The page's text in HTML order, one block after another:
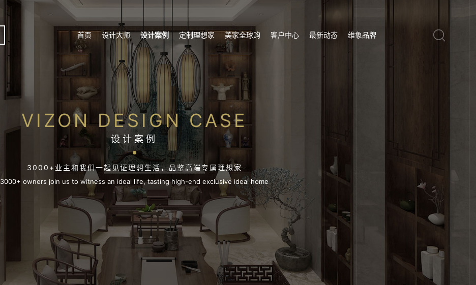
首页 设计大师 设计案例 定制理想家 美家全球购 客户中心 最新动态 维象品牌
VIZON DESIGN CASE
设计案例
3000+业主和我们一起见证理想生活，品鉴高端专属理想家
3000+ owners join us to witness an ideal life, tasting high-end exclusive ideal home